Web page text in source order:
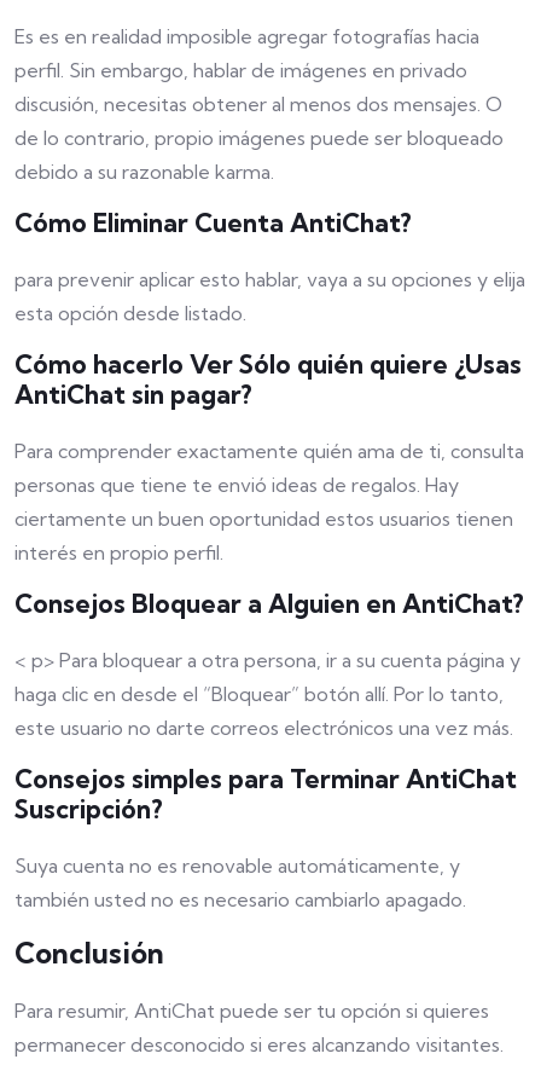
Es es en realidad imposible agregar fotografías hacia
perfil. Sin embargo, hablar de imágenes en privado
discusión, necesitas obtener al menos dos mensajes. O
de lo contrario, propio imágenes puede ser bloqueado
debido a su razonable karma.
Cómo Eliminar Cuenta AntiChat?
para prevenir aplicar esto hablar, vaya a su opciones y elija
esta opción desde listado.
Cómo hacerlo Ver Sólo quién quiere ¿Usas
AntiChat sin pagar?
Para comprender exactamente quién ama de ti, consulta
personas que tiene te envió ideas de regalos. Hay
ciertamente un buen oportunidad estos usuarios tienen
interés en propio perfil.
Consejos Bloquear a Alguien en AntiChat?
< p> Para bloquear a otra persona, ir a su cuenta página y
haga clic en desde el “Bloquear” botón allí. Por lo tanto,
este usuario no darte correos electrónicos una vez más.
Consejos simples para Terminar AntiChat
Suscripción?
Suya cuenta no es renovable automáticamente, y
también usted no es necesario cambiarlo apagado.
Conclusión
Para resumir, AntiChat puede ser tu opción si quieres
permanecer desconocido si eres alcanzando visitantes.